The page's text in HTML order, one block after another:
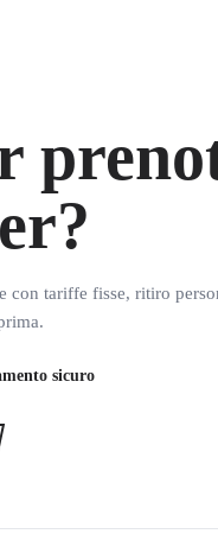
con tariffe fisse, ritiro
sicuro